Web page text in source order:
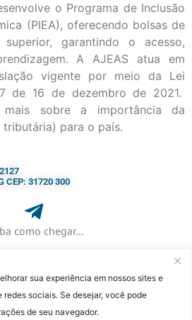
sua experiência em nossos sites e
sociais. Se desejar, você pode
de seu navegador.
o Programa de Inclusão
(PIEA), oferecendo bolsas de
garantindo o acesso,
A AJEAS atua em
vigente por meio da Lei
de 16 de dezembro de 2021.
sobre a importância da
para o país.
CEP: 31720 300
como chegar...
3115-7000​